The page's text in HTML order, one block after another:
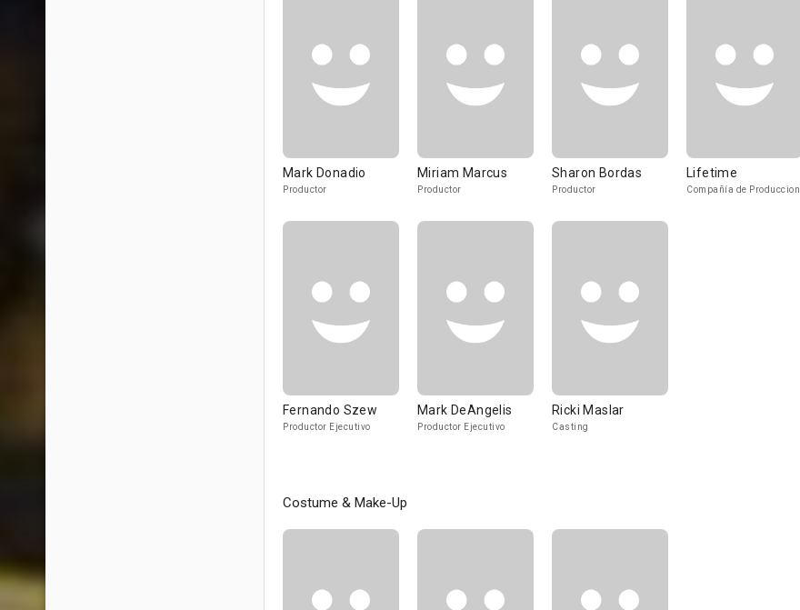
Mark Donadio
Productor
Miriam Marcus
Productor
Sharon Bordas
Productor
Lifetime
Compañía de Produccion
Fernando Szew
Productor Ejecutivo
Mark DeAngelis
Productor Ejecutivo
Ricki Maslar
Casting
Costume & Make-Up